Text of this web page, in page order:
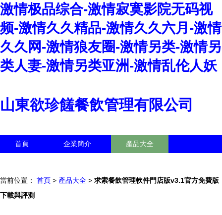
激情极品综合-激情寂寞影院无码视
频-激情久久精品-激情久久六月-激情
久久网-激情狼友圈-激情另类-激情另
类人妻-激情另类亚洲-激情乱伦人妖
山東欲珍饈餐飲管理有限公司
首頁 企業簡介 產品大全
當前位置： 首頁 > 產品大全 > 求索餐飲管理軟件門店版v3.1官方免費版
下載與評測